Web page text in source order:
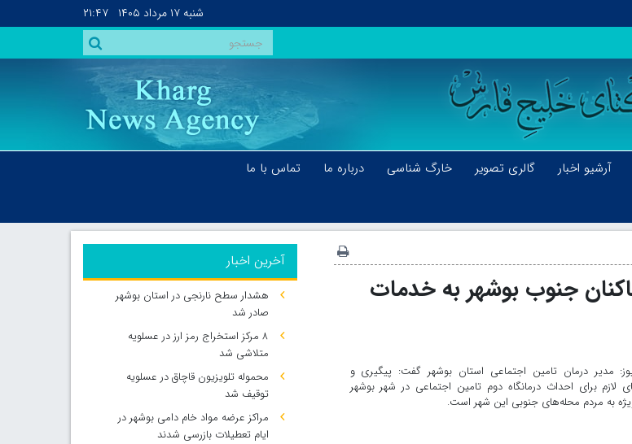
شنبه ۱۷ مرداد ۱۴۰۵ ۲۱:۴۷
آرشیو اخبار گالری تصویر خارگ شناسی درباره ما
تماس با ما
جنوب بوشهر به خدمات
مدیر درمان تامین اجتماعی استان بوشهر گفت: پیگیری و
لازم برای احداث درمانگاه دوم تامین اجتماعی در شهر بوشهر
به مردم محله‌های جنوبی این شهر است.
آخرین اخبار
هشدار سطح نارنجی در استان بوشهر
صادر شد
۸ مرکز استخراج رمز ارز در عسلویه
متلاشی شد
محموله تلویزیون قاچاق در عسلویه
توقیف شد
مراکز عرضه مواد خام دامی بوشهر در
ایام تعطیلات بازرسی شدند